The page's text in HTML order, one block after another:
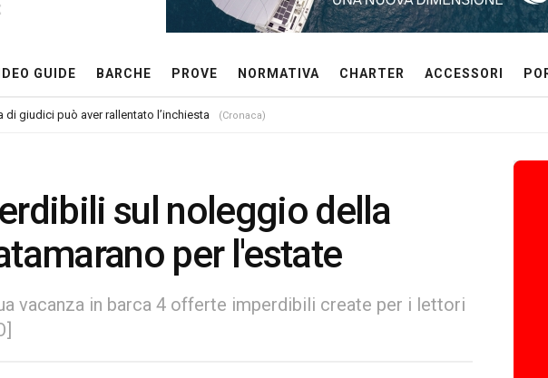
GUIDE BARCHE PROVE NORMATIVA CHARTER ACCESSORI
di giudici può aver rallentato l’inchiesta (Cronaca)
sul noleggio della
per l'estate
vacanza in barca 4 offerte imperdibili create per i lettori